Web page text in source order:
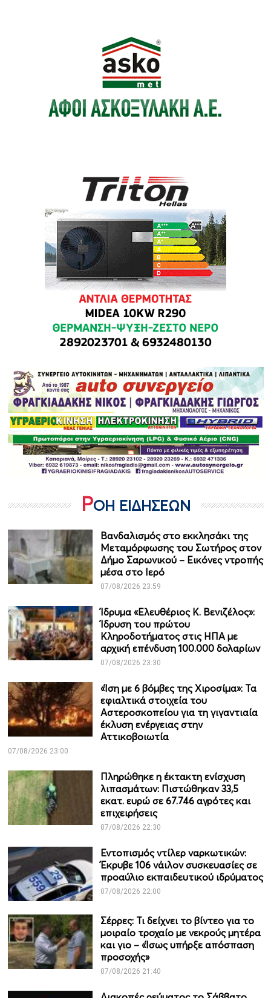
ΡΟΗ ΕΙΔΗΣΕΩΝ
Βανδαλισμός στο εκκλησάκι της
Μεταμόρφωσης του Σωτήρος στον
Δήμο Σαρωνικού – Εικόνες ντροπής
μέσα στο Ιερό
07/08/2026 23:59
Ίδρυμα «Ελευθέριος Κ. Βενιζέλος»:
Ίδρυση του πρώτου
Κληροδοτήματος στις ΗΠΑ με
αρχική επένδυση 100.000 δολαρίων
07/08/2026 23:30
«Ίση με 6 βόμβες της Χιροσίμα»: Τα
εφιαλτικά στοιχεία του
Αστεροσκοπείου για τη γιγαντιαία
έκλυση ενέργειας στην
Αττικοβοιωτία
07/08/2026 23:00
Πληρώθηκε η έκτακτη ενίσχυση
λιπασμάτων: Πιστώθηκαν 33,5
εκατ. ευρώ σε 67.746 αγρότες και
επιχειρήσεις
07/08/2026 22:30
Εντοπισμός ντίλερ ναρκωτικών:
Έκρυβε 106 νάιλον συσκευασίες σε
προαύλιο εκπαιδευτικού ιδρύματος
07/08/2026 22:00
Σέρρες: Τι δείχνει το βίντεο για το
μοιραίο τροχαίο με νεκρούς μητέρα
και γιο – «Ίσως υπήρξε απόσπαση
προσοχής»
07/08/2026 21:40